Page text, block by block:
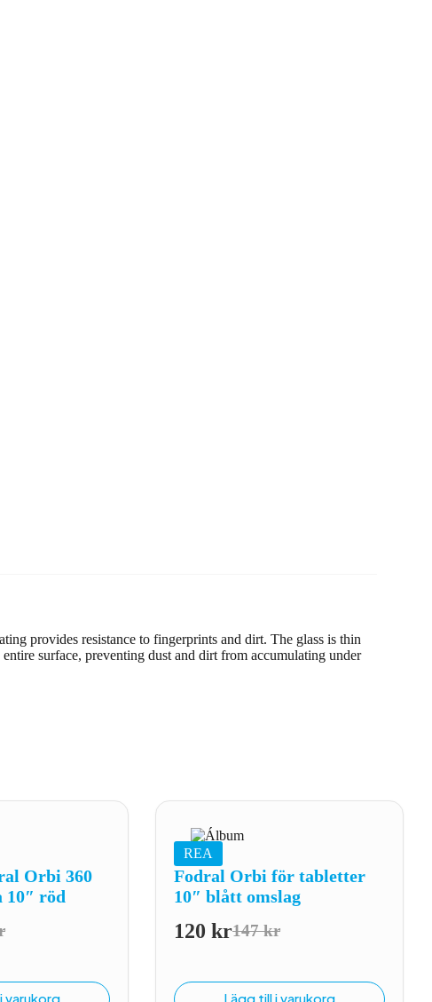
provides resistance to fingerprints and dirt. The glass is thin
surface, preventing dust and dirt from accumulating under
Orbi 360
röd
varukorg
REA
Fodral Orbi för tabletter
10″ blått omslag
147kr
Det
priset
120 krDet
priset
Lägg till i varukorg